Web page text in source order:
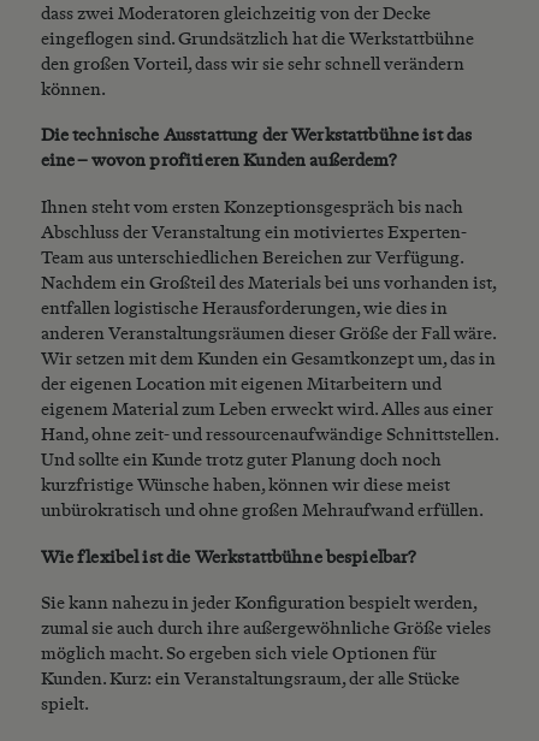
dass zwei Moderatoren gleichzeitig von der Decke
eingeflogen sind. Grundsätzlich hat die Werkstattbühne
den großen Vorteil, dass wir sie sehr schnell verändern
können.
Die technische Ausstattung der Werkstattbühne ist das
eine – wovon profitieren Kunden außerdem?
Ihnen steht vom ersten Konzeptionsgespräch bis nach
Abschluss der Veranstaltung ein motiviertes Experten-
Team aus unterschiedlichen Bereichen zur Verfügung.
Nachdem ein Großteil des Materials bei uns vorhanden ist,
entfallen logistische Herausforderungen, wie dies in
anderen Veranstaltungsräumen dieser Größe der Fall wäre.
Wir setzen mit dem Kunden ein Gesamtkonzept um, das in
der eigenen Location mit eigenen Mitarbeitern und
eigenem Material zum Leben erweckt wird. Alles aus einer
Hand, ohne zeit- und ressourcenaufwändige Schnittstellen.
Und sollte ein Kunde trotz guter Planung doch noch
kurzfristige Wünsche haben, können wir diese meist
unbürokratisch und ohne großen Mehraufwand erfüllen.
Wie flexibel ist die Werkstattbühne bespielbar?
Sie kann nahezu in jeder Konfiguration bespielt werden,
zumal sie auch durch ihre außergewöhnliche Größe vieles
möglich macht. So ergeben sich viele Optionen für
Kunden. Kurz: ein Veranstaltungsraum, der alle Stücke
spielt.